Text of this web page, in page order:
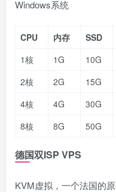
Windows系统
CPU 内存 SSD
1核
1G 10G
2核
2G 15G
4核
4G 30G
8核
8G 50G
德国双ISP VPS
KVM虚拟，一个法国的